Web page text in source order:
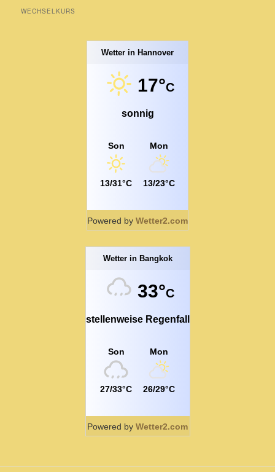
WECHSELKURS
Wetter in Hannover
17°C
sonnig
Son
13/31°C
Mon
13/23°C
Powered by Wetter2.com
Wetter in Bangkok
33°C
stellenweise Regenfall
Son
27/33°C
Mon
26/29°C
Powered by Wetter2.com